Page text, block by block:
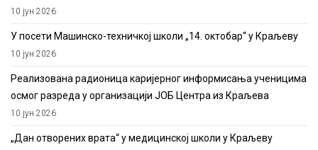
10 јун 2026
У посети Машинско-техничкој школи „14. октобар“ у Краљеву
10 јун 2026
Реализована радионица каријерног информисања ученицима
осмог разреда у организацији ЈОБ Центра из Краљева
10 јун 2026
„Дан отворених врата“ у медицинској школи у Краљеву